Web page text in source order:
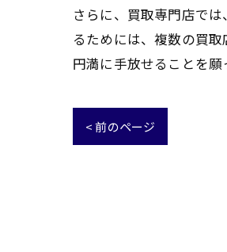
さらに、買取専門店で
るためには、複数の買
円満に手放せることを願
< 前のページ